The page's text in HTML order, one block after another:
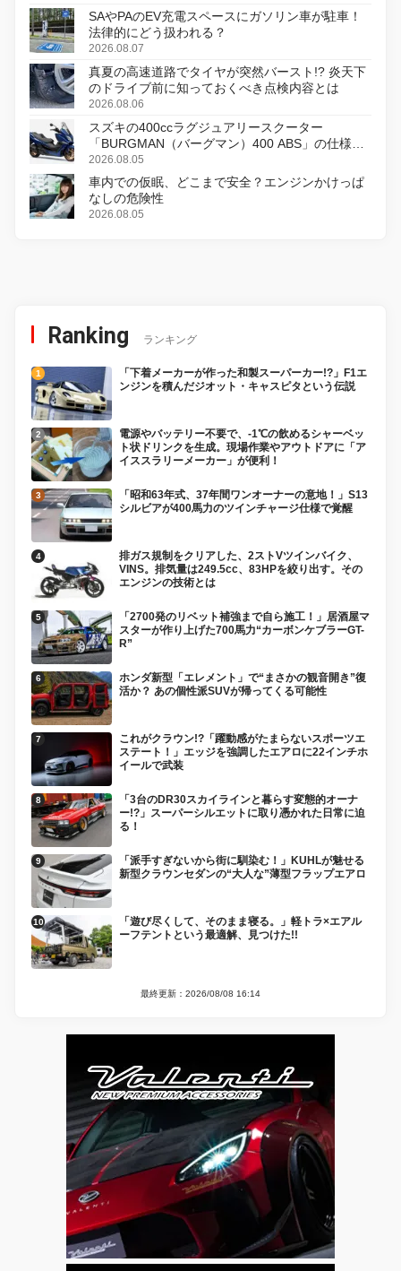
SAやPAのEV充電スペースにガソリン車が駐車！
法律的にどう扱われる？
2026.08.07
真夏の高速道路でタイヤが突然バースト!? 炎天下
のドライブ前に知っておくべき点検内容とは
2026.08.06
スズキの400ccラグジュアリースクーター
「BURGMAN（バーグマン）400 ABS」の仕様を
変更し、8月18日に発売
2026.08.05
車内での仮眠、どこまで安全？エンジンかけっぱ
なしの危険性
2026.08.05
Ranking ランキング
「下着メーカーが作った和製スーパーカー!?」F1エ
ンジンを積んだジオット・キャスピタという伝説
電源やバッテリー不要で、-1℃の飲めるシャーベッ
ト状ドリンクを生成。現場作業やアウトドアに「ア
イススラリーメーカー」が便利！
「昭和63年式、37年間ワンオーナーの意地！」S13
シルビアが400馬力のツインチャージ仕様で覚醒
排ガス規制をクリアした、2ストVツインバイク、
VINS。排気量は249.5cc、83HPを絞り出す。その
エンジンの技術とは
「2700発のリベット補強まで自ら施工！」居酒屋マ
スターが作り上げた700馬力“カーボンケブラーGT-
R”
ホンダ新型「エレメント」で“まさかの観音開き”復
活か？ あの個性派SUVが帰ってくる可能性
これがクラウン!?「躍動感がたまらないスポーツエ
ステート！」エッジを強調したエアロに22インチホ
イールで武装
「3台のDR30スカイラインと暮らす変態的オーナ
ー!?」スーパーシルエットに取り憑かれた日常に迫
る！
「派手すぎないから街に馴染む！」KUHLが魅せる
新型クラウンセダンの“大人な”薄型フラップエアロ
「遊び尽くして、そのまま寝る。」軽トラ×エアル
ーフテントという最適解、見つけた!!
最終更新：2026/08/08 16:14